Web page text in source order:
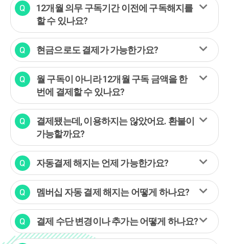
12개월 의무 구독기간 이전에 구독해지를
할 수 있나요?
현금으로도 결제가 가능한가요?
월 구독이 아니라 12개월 구독 금액을 한
번에 결제할 수 있나요?
결제됐는데, 이용하지는 않았어요. 환불이
가능할까요?
자동결제 해지는 언제 가능한가요?
멤버십 자동 결제 해지는 어떻게 하나요?
결제 수단 변경이나 추가는 어떻게 하나요?